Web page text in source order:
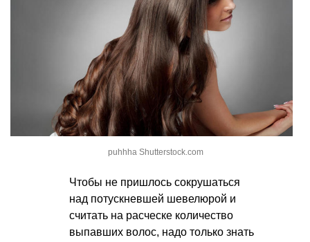
puhhha Shutterstock.com
Чтобы не пришлось сокрушаться
над потускневшей шевелюрой и
считать на расческе количество
выпавших волос, надо только знать